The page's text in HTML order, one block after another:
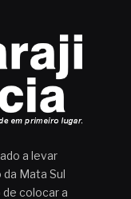
a levar
Mata Sul
colocar a